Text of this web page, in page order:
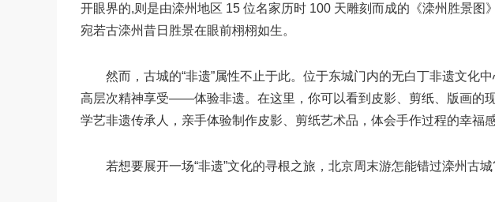
开眼界的,则是由滦州地区 15 位名家历时 100 天雕刻而成的《滦州胜景图
宛若古滦州昔日胜景在眼前栩栩如生。
然而，古城的“非遗”属性不止于此。位于东城门内的无白丁非遗文化中
高层次精神享受——体验非遗。在这里，你可以看到皮影、剪纸、版画的
学艺非遗传承人，亲手体验制作皮影、剪纸艺术品，体会手作过程的幸福感
若想要展开一场“非遗”文化的寻根之旅，北京周末游怎能错过滦州古城